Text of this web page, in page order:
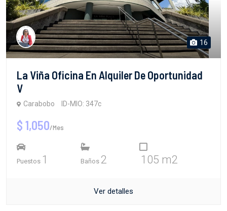
16
La Viña Oficina En Alquiler De Oportunidad
V
Carabobo ID-MIO: 347c
$ 1,050/Mes
Puestos 1 Baños 2 105 m2
Ver detalles